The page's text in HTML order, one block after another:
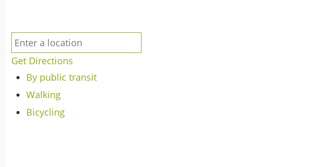
Get Directions
By public transit
Walking
Bicycling